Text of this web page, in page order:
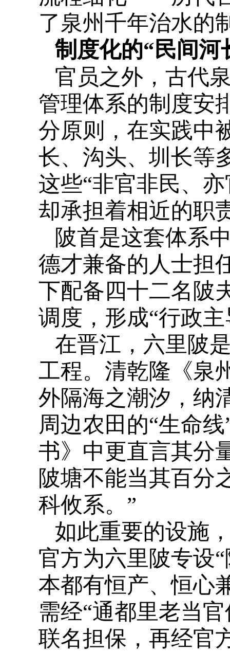
了泉州千年治水的
制度化的“民间河
官员之外，古代
管理体系的制度安
分原则，在实践中
长、沟头、圳长等
这些“非官非民、
却承担着相近的职
陂首是这套体系
德才兼备的人士担
下配备四十二名陂
调度，形成“行政
在晋江，六里陂
工程。清乾隆《泉
外隔海之潮汐，纳
周边农田的“生命
书》中更直言其分
陂塘不能当其百分
科攸系。”
如此重要的设施
官方为六里陂专设
本都有恒产、恒心
需经“通都里老当
联名担保，再经官